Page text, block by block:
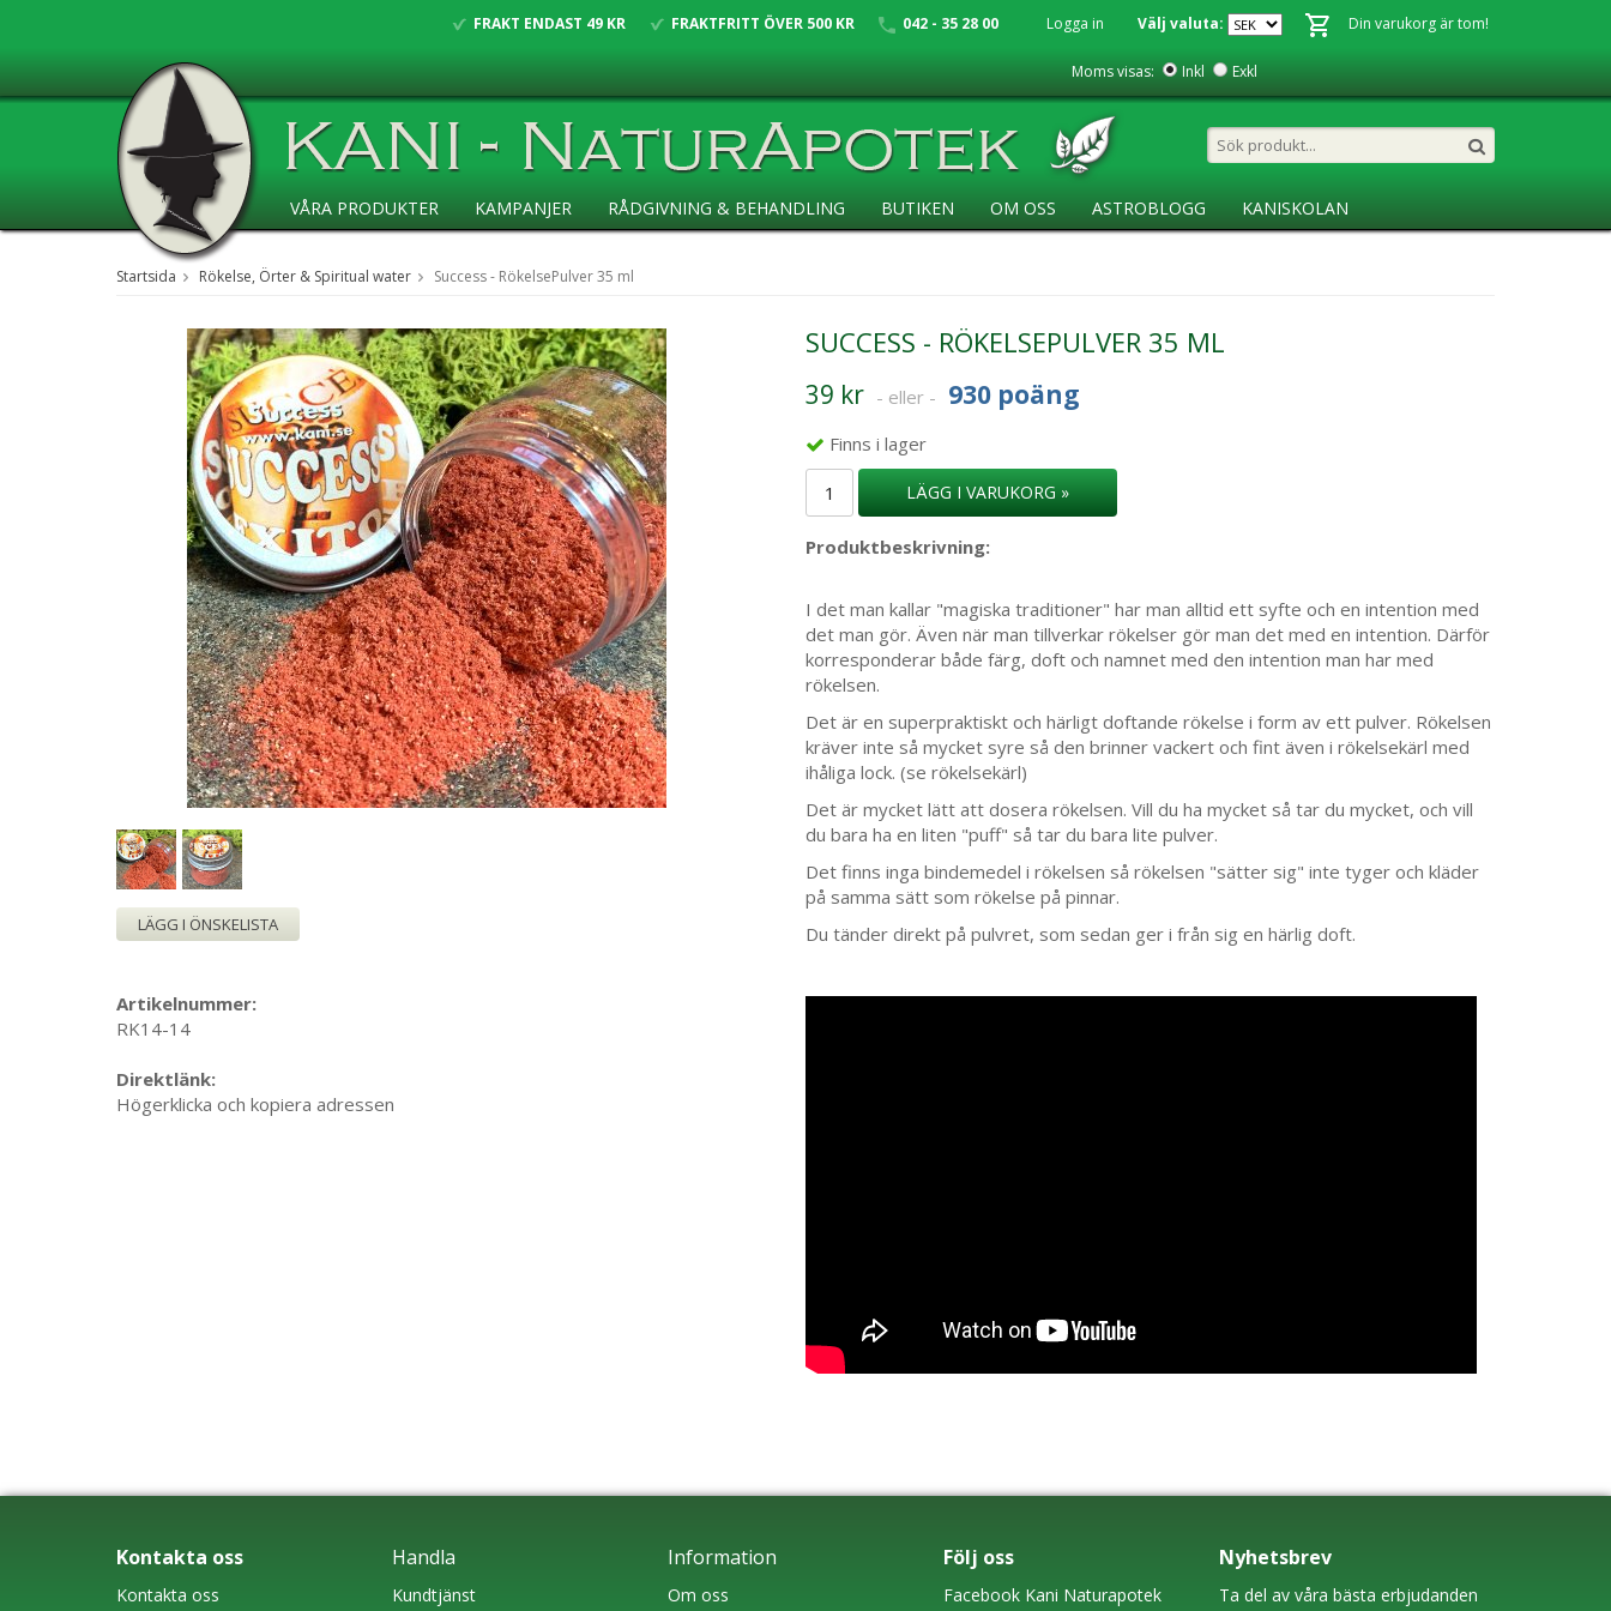
FRAKT ENDAST 49 KR FRAKTFRITT ÖVER 500 KR 042 - 35 28 00 Din varukorg är tom!
Logga in Välj valuta:
Moms visas: Inkl Exkl
VÅRA PRODUKTER KAMPANJER RÅDGIVNING & BEHANDLING BUTIKEN OM OSS ASTROBLOGG KANISKOLAN
Startsida Rökelse, Örter & Spiritual water Success - RökelsePulver 35 ml
SUCCESS - RÖKELSEPULVER 35 ML
39 kr - eller - 930 poäng
Finns i lager
LÄGG I VARUKORG »
Produktbeskrivning:
I det man kallar "magiska traditioner" har man alltid ett syfte och en intention med
det man gör. Även när man tillverkar rökelser gör man det med en intention. Därför
korresponderar både färg, doft och namnet med den intention man har med
rökelsen.
Det är en superpraktiskt och härligt doftande rökelse i form av ett pulver. Rökelsen
kräver inte så mycket syre så den brinner vackert och fint även i rökelsekärl med
ihåliga lock. (se rökelsekärl)
Det är mycket lätt att dosera rökelsen. Vill du ha mycket så tar du mycket, och vill
du bara ha en liten "puff" så tar du bara lite pulver.
Det finns inga bindemedel i rökelsen så rökelsen "sätter sig" inte tyger och kläder
på samma sätt som rökelse på pinnar.
Du tänder direkt på pulvret, som sedan ger i från sig en härlig doft.
LÄGG I ÖNSKELISTA
Artikelnummer:
RK14-14
Direktlänk:
Högerklicka och kopiera adressen
Kontakta oss
Kontakta oss
Handla
Kundtjänst
Information
Om oss
Följ oss
Facebook Kani Naturapotek
Nyhetsbrev
Ta del av våra bästa erbjudanden